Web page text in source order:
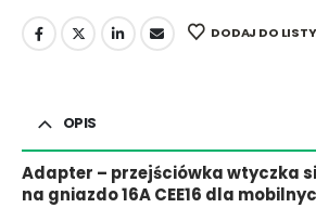
DODAJ DO
OPIS
Adapter – przejściówka wtyczka
na gniazdo 16A CEE16 dla